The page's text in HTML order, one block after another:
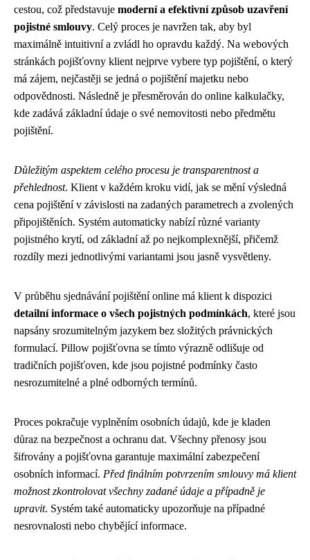
cestou, což představuje moderní a efektivní způsob uzavření
pojistné smlouvy. Celý proces je navržen tak, aby byl
maximálně intuitivní a zvládl ho opravdu každý. Na webových
stránkách pojišťovny klient nejprve vybere typ pojištění, o který
má zájem, nejčastěji se jedná o pojištění majetku nebo
odpovědnosti. Následně je přesměrován do online kalkulačky,
kde zadává základní údaje o své nemovitosti nebo předmětu
pojištění.
Důležitým aspektem celého procesu je transparentnost a
přehlednost. Klient v každém kroku vidí, jak se mění výsledná
cena pojištění v závislosti na zadaných parametrech a zvolených
připojištěních. Systém automaticky nabízí různé varianty
pojistného krytí, od základní až po nejkomplexnější, přičemž
rozdíly mezi jednotlivými variantami jsou jasně vysvětleny.
V průběhu sjednávání pojištění online má klient k dispozici
detailní informace o všech pojistných podmínkách, které jsou
napsány srozumitelným jazykem bez složitých právnických
formulací. Pillow pojišťovna se tímto výrazně odlišuje od
tradičních pojišťoven, kde jsou pojistné podmínky často
nesrozumitelné a plné odborných termínů.
Proces pokračuje vyplněním osobních údajů, kde je kladen
důraz na bezpečnost a ochranu dat. Všechny přenosy jsou
šifrovány a pojišťovna garantuje maximální zabezpečení
osobních informací. Před finálním potvrzením smlouvy má klient
možnost zkontrolovat všechny zadané údaje a případně je
upravit. Systém také automaticky upozorňuje na případné
nesrovnalosti nebo chybějící informace.